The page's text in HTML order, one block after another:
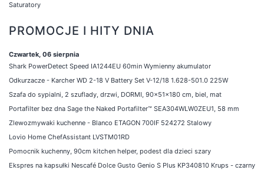
Saturatory
PROMOCJE I HITY DNIA
Czwartek, 06 sierpnia
Shark PowerDetect Speed IA1244EU 60min Wymienny akumulator
Odkurzacze - Karcher WD 2-18 V Battery Set V-12/18 1.628-501.0 225W
Szafa do sypialni, 2 szuflady, drzwi, DORMI, 90x51x180 cm, biel, mat
Portafilter bez dna Sage the Naked Portafilter™ SEA304WLW0ZEU1, 58 mm
Zlewozmywaki kuchenne - Blanco ETAGON 700IF 524272 Stalowy
Lovio Home ChefAssistant LVSTM01RD
Pomocnik kuchenny, 90cm kitchen helper, podest dla dzieci szary
Ekspres na kapsułki Nescafé Dolce Gusto Genio S Plus KP340810 Krups - czarny